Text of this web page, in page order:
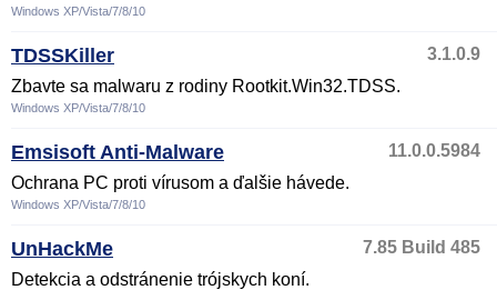
Windows XP/Vista/7/8/10
TDSSKiller
3.1.0.9
Zbavte sa malwaru z rodiny Rootkit.Win32.TDSS.
Windows XP/Vista/7/8/10
Emsisoft Anti-Malware
11.0.0.5984
Ochrana PC proti vírusom a ďalšie hávede.
Windows XP/Vista/7/8/10
UnHackMe
7.85 Build 485
Detekcia a odstránenie trójskych koní.